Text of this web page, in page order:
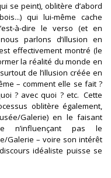
se peint), oblitère d’abord
qui lui-même cache
à-dire le verso (et en
parlons d’illusion en
effectivement montré (le
la réalité du monde en
de l’illusion créée en
– comment elle se fait ?
? avec quoi ? etc. Cette
oblitère également,
Galerie) en le faisant
n’influençant pas le
Galerie – voire son intérêt
idéaliste puisse se